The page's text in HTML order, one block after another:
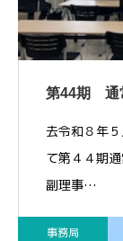
第44期 通
去令和８年
て第４４期
副理事…
事務局